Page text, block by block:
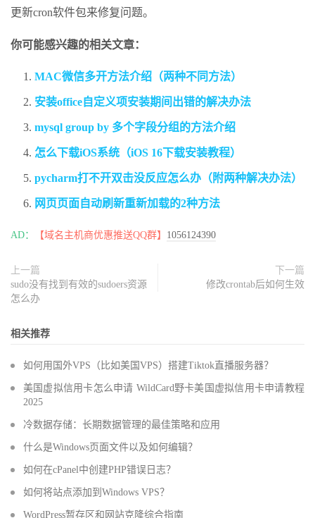
更新cron软件包来修复问题。
你可能感兴趣的相关文章：
MAC微信多开方法介绍（两种不同方法）
安装office自定义项安装期间出错的解决办法
mysql group by 多个字段分组的方法介绍
怎么下载iOS系统（iOS 16下载安装教程）
pycharm打不开双击没反应怎么办（附两种解决办法）
网页页面自动刷新重新加载的2种方法
AD： 【域名主机商优惠推送QQ群】 1056124390
上一篇
sudo没有找到有效的sudoers资源
怎么办
下一篇
修改crontab后如何生效
相关推荐
如何用国外VPS（比如美国VPS）搭建Tiktok直播服务器？
美国虚拟信用卡怎么申请 WildCard野卡美国虚拟信用卡申请教程
2025
冷数据存储：长期数据管理的最佳策略和应用
什么是Windows页面文件以及如何编辑？
如何在cPanel中创建PHP错误日志？
如何将站点添加到Windows VPS？
WordPress暂存区和网站克隆综合指南